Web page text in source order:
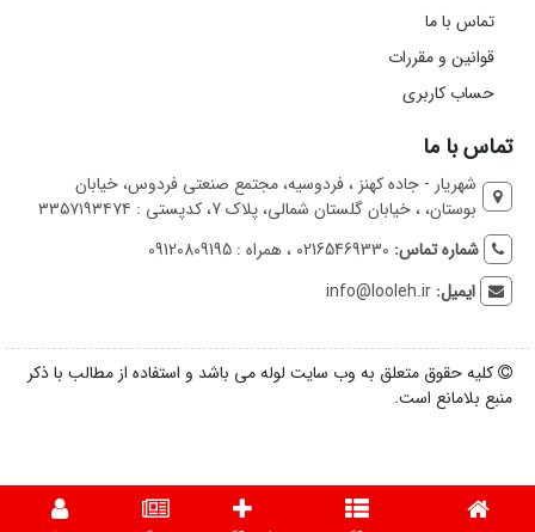
تماس با ما
قوانین و مقررات
حساب کاربری
تماس با ما
شهریار - جاده کهنز ، فردوسیه، مجتمع صنعتی فردوس، خیابان
بوستان، ، خیابان گلستان شمالی، پلاک 7، کدپستی : ۳۳۵۷۱۹۳۴۷۴
شماره تماس: 02165469330 ، همراه : 09120809195
ایمیل:info@looleh.ir
کلیه حقوق متعلق به وب سایت لوله می باشد و استفاده از مطالب با ذکر
منبع بلامانع است.